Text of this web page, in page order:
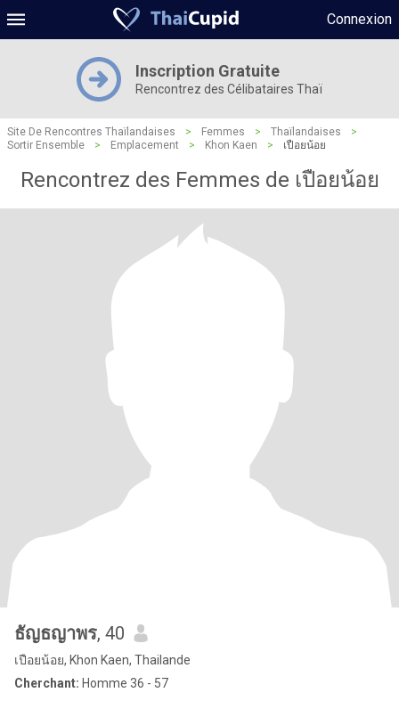
Connexion
Inscription Gratuite
Rencontrez des Célibataires Thaï
Site De Rencontres Thaïlandaises > Femmes > Thaïlandaises
>
Sortir Ensemble
> Emplacement > Khon Kaen > เปือยน้อย
Rencontrez des Femmes de เปือยน้อย
ธัญธญาพร, 40
เปือยน้อย, Khon Kaen, Thailande
Cherchant: Homme 36 - 57